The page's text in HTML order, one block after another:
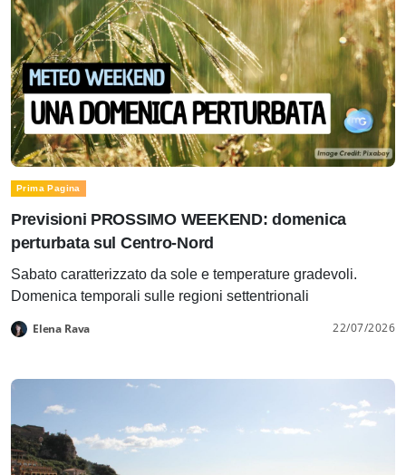
Prima Pagina
Previsioni PROSSIMO WEEKEND: domenica
perturbata sul Centro-Nord
Sabato caratterizzato da sole e temperature gradevoli.
Domenica temporali sulle regioni settentrionali
Elena Rava 22/07/2026